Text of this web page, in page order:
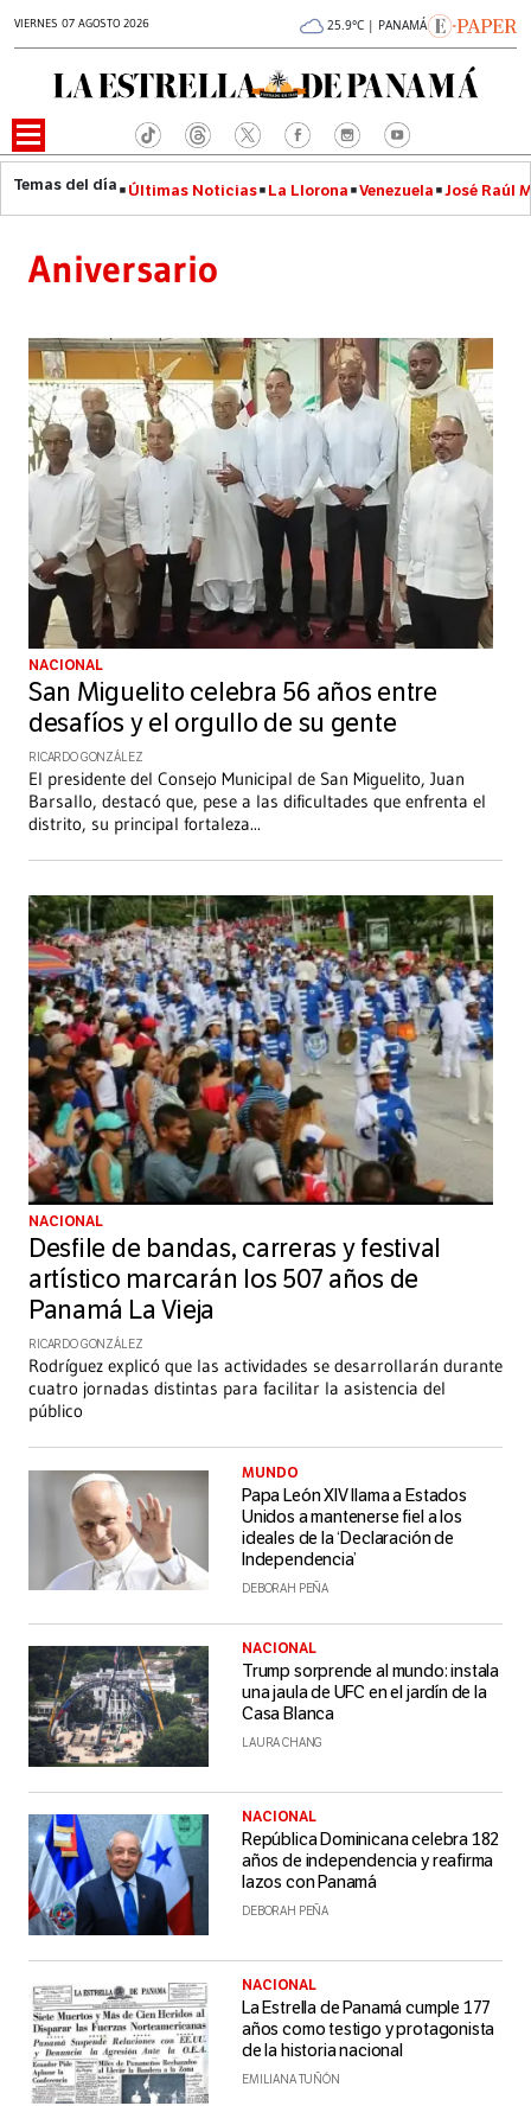
VIERNES 07 AGOSTO 2026 25.9°C | PANAMÁ
Últimas Noticias La Llorona Venezuela José Raúl
Aniversario
NACIONAL
San Miguelito celebra 56 años entre
desafíos y el orgullo de su gente
RICARDO GONZÁLEZ
El presidente del Consejo Municipal de San Miguelito, Juan
Barsallo, destacó que, pese a las dificultades que enfrenta el
distrito, su principal fortaleza...
NACIONAL
Desfile de bandas, carreras y festival
artístico marcarán los 507 años de
Panamá La Vieja
RICARDO GONZÁLEZ
Rodríguez explicó que las actividades se desarrollarán durante
cuatro jornadas distintas para facilitar la asistencia del
público
MUNDO
Papa León XIV llama a Estados
Unidos a mantenerse fiel a los
ideales de la ‘Declaración de
Independencia’
DEBORAH PEÑA
NACIONAL
Trump sorprende al mundo: instala
una jaula de UFC en el jardín de la
Casa Blanca
LAURA CHANG
NACIONAL
República Dominicana celebra 182
años de independencia y reafirma
lazos con Panamá
DEBORAH PEÑA
NACIONAL
La Estrella de Panamá cumple 177
años como testigo y protagonista
de la historia nacional
EMILIANA TUÑÓN